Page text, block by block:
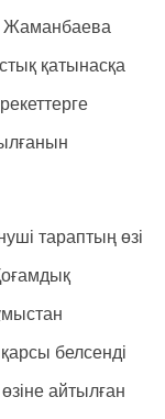
Жаманбаева
қатынасқа
тараптың өзі
белсенді
айтылған